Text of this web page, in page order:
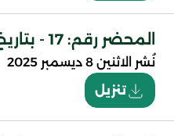
المحضر رقم: 17 - بتاريخ: 08/12/2025
نُشر الاثنين 8 ديسمبر 2025
تنزيل